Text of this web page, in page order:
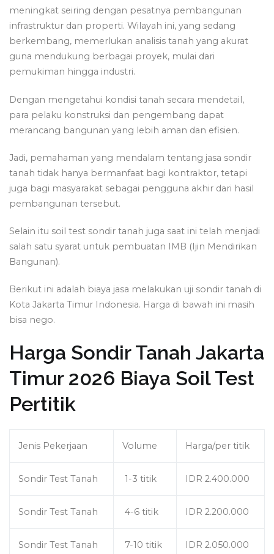
meningkat seiring dengan pesatnya pembangunan
infrastruktur dan properti. Wilayah ini, yang sedang
berkembang, memerlukan analisis tanah yang akurat
guna mendukung berbagai proyek, mulai dari
pemukiman hingga industri.
Dengan mengetahui kondisi tanah secara mendetail,
para pelaku konstruksi dan pengembang dapat
merancang bangunan yang lebih aman dan efisien.
Jadi, pemahaman yang mendalam tentang jasa sondir
tanah tidak hanya bermanfaat bagi kontraktor, tetapi
juga bagi masyarakat sebagai pengguna akhir dari hasil
pembangunan tersebut.
Selain itu soil test sondir tanah juga saat ini telah menjadi
salah satu syarat untuk pembuatan IMB (Ijin Mendirikan
Bangunan).
Berikut ini adalah biaya jasa melakukan uji sondir tanah di
Kota Jakarta Timur Indonesia. Harga di bawah ini masih
bisa nego.
Harga Sondir Tanah Jakarta
Timur 2026 Biaya Soil Test
Pertitik
Jenis Pekerjaan Volume Harga/per titik
Sondir Test Tanah 1-3 titik IDR 2.400.000
Sondir Test Tanah 4-6 titik IDR 2.200.000
Sondir Test Tanah 7-10 titik IDR 2.050.000